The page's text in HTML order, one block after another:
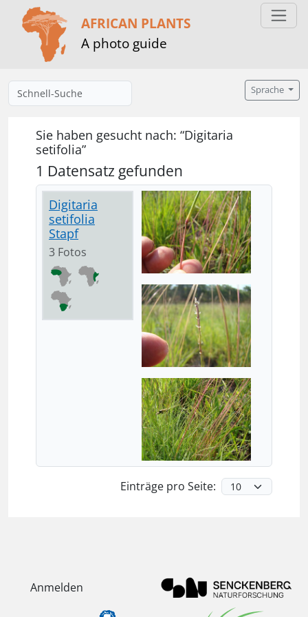
AFRICAN PLANTS
A photo guide
Sprache
Sie haben gesucht nach: “Digitaria
setifolia”
1 Datensatz gefunden
Digitaria
setifolia
Stapf
3 Fotos
Einträge pro Seite:
Anmelden